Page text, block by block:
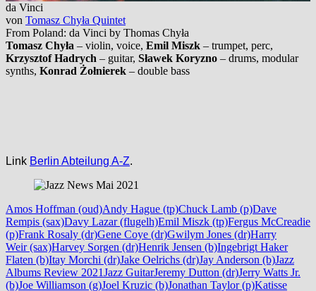
da Vinci
von Tomasz Chyła Quintet
From Poland: da Vinci by Thomas Chyła
Tomasz Chyła – violin, voice, Emil Miszk – trumpet, perc,
Krzysztof Hadrych – guitar, Sławek Koryzno – drums, modular
synths, Konrad Żołnierek – double bass
Link Berlin Abteilung A-Z.
Amos Hoffman (oud)Andy Hague (tp)Chuck Lamb (p)Dave
Rempis (sax)Davy Lazar (flugelh)Emil Miszk (tp)Fergus McCreadie
(p)Frank Rosaly (dr)Gene Coye (dr)Gwilym Jones (dr)Harry
Weir (sax)Harvey Sorgen (dr)Henrik Jensen (b)Ingebrigt Haker
Flaten (b)Itay Morchi (dr)Jake Oelrichs (dr)Jay Anderson (b)Jazz
Albums Review 2021Jazz GuitarJeremy Dutton (dr)Jerry Watts Jr.
(b)Joe Williamson (g)Joel Kruzic (b)Jonathan Taylor (p)Katisse